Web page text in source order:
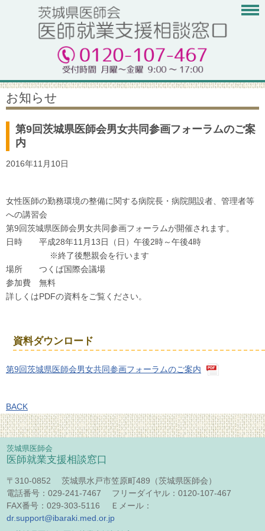
お知らせ
第9回茨城県医師会男女共同参画フォーラムのご案
内
2016年11月10日
女性医師の勤務環境の整備に関する病院長・病院開設者、管理者等
への講習会
第9回茨城県医師会男女共同参画フォーラムが開催されます。
日時 平成28年11月13日（日）午後2時～午後4時
※終了後懇親会を行います
場所 つくば国際会議場
参加費 無料
詳しくはPDFの資料をご覧ください。
資料ダウンロード
第9回茨城県医師会男女共同参画フォーラムのご案内
BACK
茨城県医師会
医師就業支援相談窓口
〒310-0852 茨城県水戸市笠原町489（茨城県医師会）
電話番号：029-241-7467 フリーダイヤル：0120-107-467
FAX番号：029-303-5116 Ｅメール：
dr.support@ibaraki.med.or.jp